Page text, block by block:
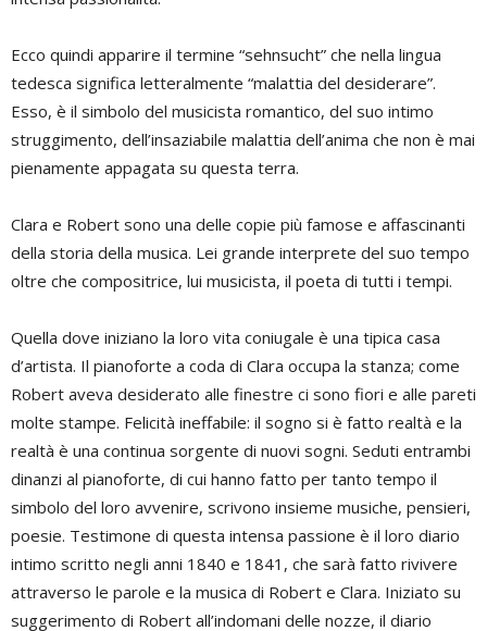
Ecco quindi apparire il termine “sehnsucht” che nella lingua
tedesca significa letteralmente “malattia del desiderare”.
Esso, è il simbolo del musicista romantico, del suo intimo
struggimento, dell’insaziabile malattia dell’anima che non è mai
pienamente appagata su questa terra.
Clara e Robert sono una delle copie più famose e affascinanti
della storia della musica. Lei grande interprete del suo tempo
oltre che compositrice, lui musicista, il poeta di tutti i tempi.
Quella dove iniziano la loro vita coniugale è una tipica casa
d’artista. Il pianoforte a coda di Clara occupa la stanza; come
Robert aveva desiderato alle finestre ci sono fiori e alle pareti
molte stampe. Felicità ineffabile: il sogno si è fatto realtà e la
realtà è una continua sorgente di nuovi sogni. Seduti entrambi
dinanzi al pianoforte, di cui hanno fatto per tanto tempo il
simbolo del loro avvenire, scrivono insieme musiche, pensieri,
poesie. Testimone di questa intensa passione è il loro diario
intimo scritto negli anni 1840 e 1841, che sarà fatto rivivere
attraverso le parole e la musica di Robert e Clara. Iniziato su
suggerimento di Robert all’indomani delle nozze, il diario